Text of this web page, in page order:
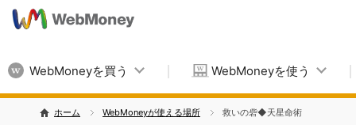
WebMoneyを買う WebMoneyを使う
ホーム WebMoneyが使える場所 救いの砦◆天星命術